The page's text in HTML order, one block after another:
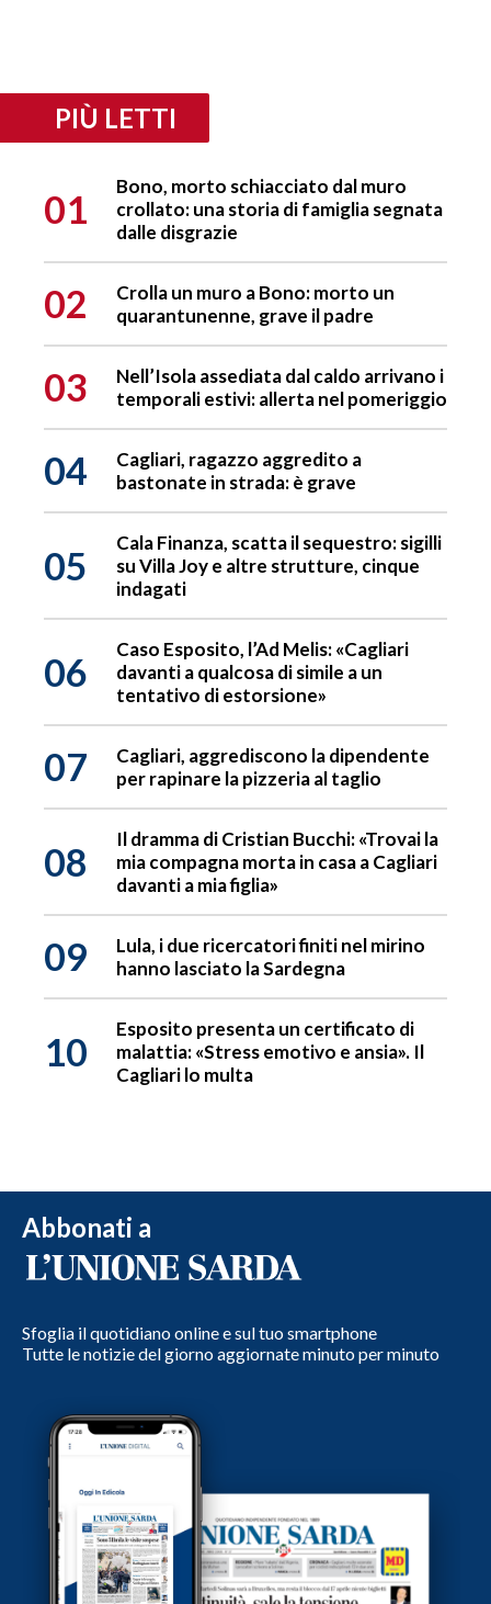
PIÙ LETTI
01
Bono, morto schiacciato dal muro
crollato: una storia di famiglia segnata
dalle disgrazie
02
Crolla un muro a Bono: morto un
quarantunenne, grave il padre
03
Nell’Isola assediata dal caldo arrivano i
temporali estivi: allerta nel pomeriggio
04
Cagliari, ragazzo aggredito a
bastonate in strada: è grave
05
Cala Finanza, scatta il sequestro: sigilli
su Villa Joy e altre strutture, cinque
indagati
06
Caso Esposito, l’Ad Melis: «Cagliari
davanti a qualcosa di simile a un
tentativo di estorsione»
07
Cagliari, aggrediscono la dipendente
per rapinare la pizzeria al taglio
08
Il dramma di Cristian Bucchi: «Trovai la
mia compagna morta in casa a Cagliari
davanti a mia figlia»
09
Lula, i due ricercatori finiti nel mirino
hanno lasciato la Sardegna
10
Esposito presenta un certificato di
malattia: «Stress emotivo e ansia». Il
Cagliari lo multa
Abbonati a
Sfoglia il quotidiano online e sul tuo smartphone
Tutte le notizie del giorno aggiornate minuto per minuto